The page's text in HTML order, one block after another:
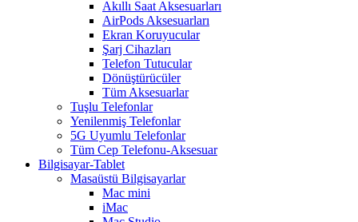
Akıllı Saat Aksesuarları
AirPods Aksesuarları
Ekran Koruyucular
Şarj Cihazları
Telefon Tutucular
Dönüştürücüler
Tüm Aksesuarlar
Tuşlu Telefonlar
Yenilenmiş Telefonlar
5G Uyumlu Telefonlar
Tüm Cep Telefonu-Aksesuar
Bilgisayar-Tablet
Masaüstü Bilgisayarlar
Mac mini
iMac